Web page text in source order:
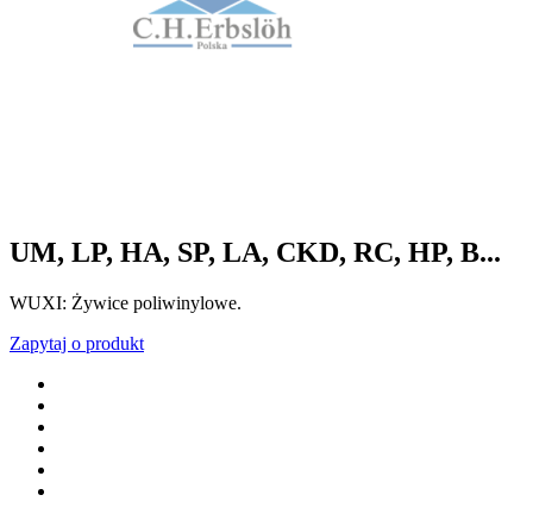
UM, LP, HA, SP, LA, CKD, RC, HP, B...
WUXI: Żywice poliwinylowe.
Zapytaj o produkt